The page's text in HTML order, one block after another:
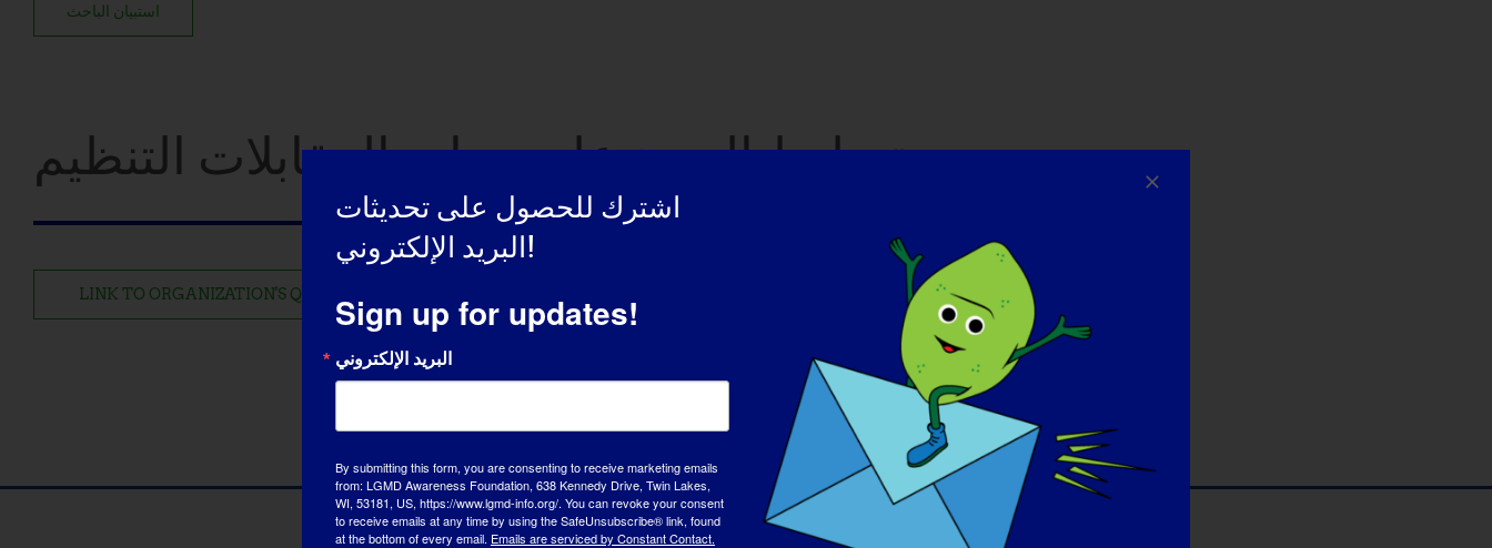
استبيان الباحث
تسليط الضوء على موارد المقابلات التنظيم
LINK TO ORGANIZATION'S QUESTIONNAIRE
اشترك للحصول على تحديثات
البريد الإلكتروني!
Sign up for updates!
البريد الإلكتروني
By submitting this form, you are consenting to receive marketing emails
from: LGMD Awareness Foundation, 638 Kennedy Drive, Twin Lakes,
WI, 53181, US, https://www.lgmd-info.org/. You can revoke your consent
to receive emails at any time by using the SafeUnsubscribe® link, found
at the bottom of every email. Emails are serviced by Constant Contact.